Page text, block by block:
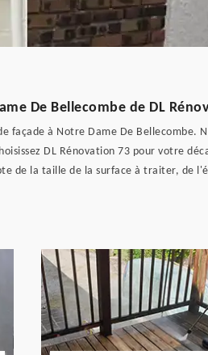
De Bellecombe de DL
façade à Notre Dame De
DL Rénovation 73 pour votre
de la taille de la surface à traiter, de